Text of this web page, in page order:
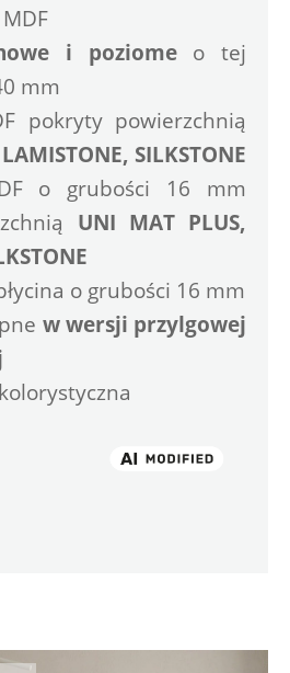
i poziome o tej
mm
SILKSTONE
o grubości 16 mm
UNI MAT PLUS,
o grubości 16 mm
w wersji przylgowej